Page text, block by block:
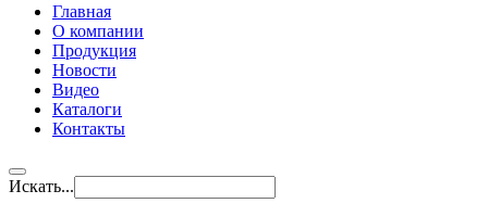
Главная
О компании
Продукция
Новости
Видео
Каталоги
Контакты
Искать...